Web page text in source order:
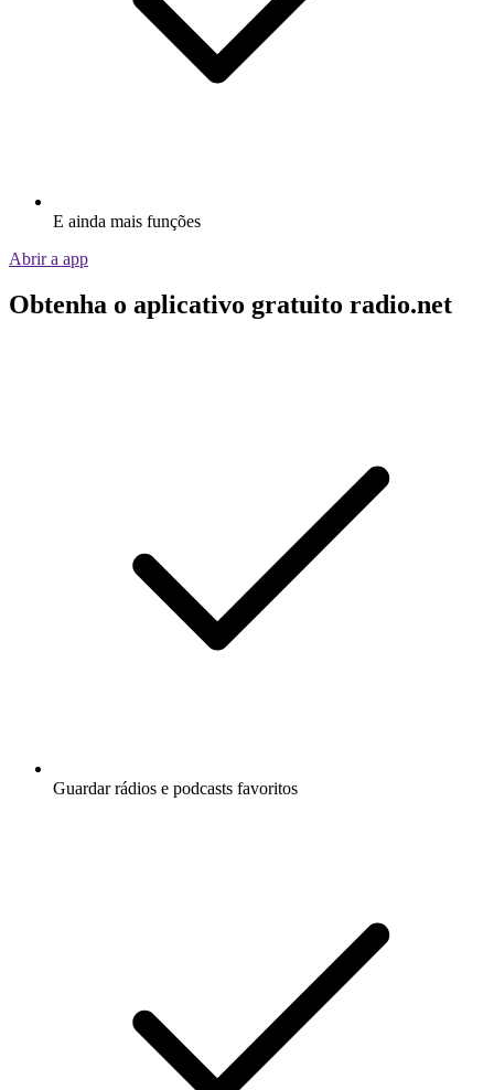
E ainda mais funções
Abrir a app
Obtenha o aplicativo gratuito radio.net
Guardar rádios e podcasts favoritos